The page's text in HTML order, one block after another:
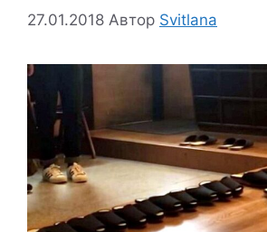
27.01.2018 Автор Svitlana